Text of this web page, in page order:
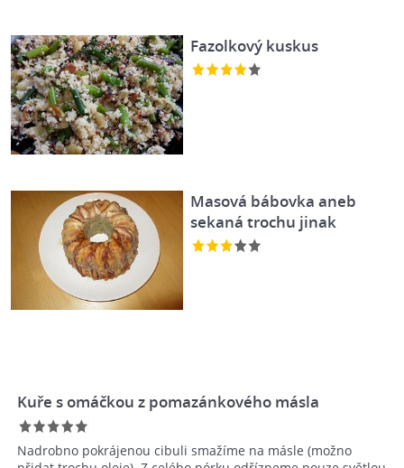
Fazolkový kuskus
Masová bábovka aneb
sekaná trochu jinak
Kuře s omáčkou z pomazánkového másla
Nadrobno pokrájenou cibuli smažíme na másle (možno